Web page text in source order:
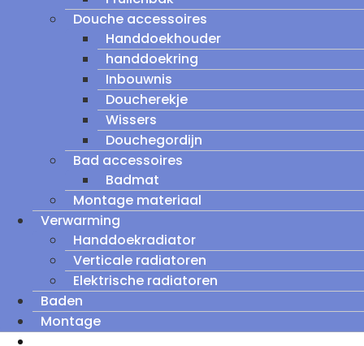
Douche accessoires
Handdoekhouder
handdoekring
Inbouwnis
Doucherekje
Wissers
Douchegordijn
Bad accessoires
Badmat
Montage materiaal
Verwarming
Handdoekradiator
Verticale radiatoren
Elektrische radiatoren
Baden
Montage